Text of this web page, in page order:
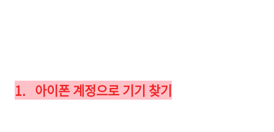
1. 아이폰 계정으로 기기 찾기